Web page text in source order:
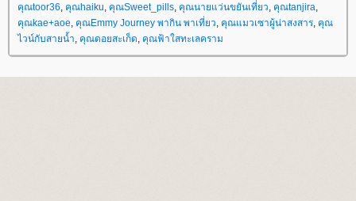
คุณtoor36 คุณhaiku คุณSweet_pills คุณนายแว่นขยันเที่ยว คุณtanjira
คุณkae+aoe คุณEmmy Journey พากิน พาเที่ยว คุณแมวเซาผู้น่าสงสาร คุณ
ไวน์กับสายน้ำ คุณดอยสะเก็ด คุณฟ้าใสทะเลคราม